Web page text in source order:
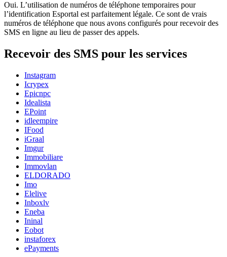
Oui. L’utilisation de numéros de téléphone temporaires pour
l’identification Esportal est parfaitement légale. Ce sont de vrais
numéros de téléphone que nous avons configurés pour recevoir des
SMS en ligne au lieu de passer des appels.
Recevoir des SMS pour les services
Instagram
Icrypex
Epicnpc
Idealista
EPoint
idleempire
IFood
iGraal
Imgur
Immobiliare
Immovlan
ELDORADO
Imo
Elelive
Inboxlv
Eneba
Ininal
Eobot
instaforex
ePayments